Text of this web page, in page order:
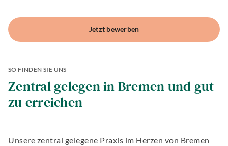
Jetzt bewerben
SO FINDEN SIE UNS
Zentral gelegen in Bremen und gut
zu erreichen
Unsere zentral gelegene Praxis im Herzen von Bremen